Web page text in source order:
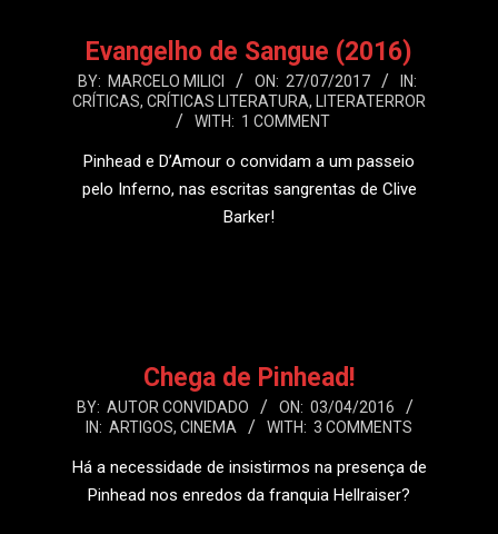
Evangelho de Sangue (2016)
2017-
07-
BY: MARCELO MILICI ON: 27/07/2017
IN:
CRÍTICAS, CRÍTICAS LITERATURA,
LITERATERROR
WITH: 1 COMMENT
Pinhead e D’Amour o convidam a um passeio
pelo Inferno, nas escritas sangrentas de Clive
Barker!
Chega de Pinhead!
2016-
04-
03
BY: AUTOR CONVIDADO ON: 03/04/2016
IN: ARTIGOS, CINEMA WITH: 3 COMMENTS
Há a necessidade de insistirmos na presença de
Pinhead nos enredos da franquia Hellraiser?